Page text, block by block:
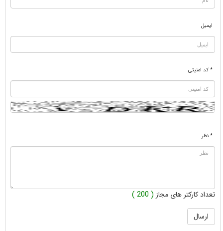
ایمیل
* کد امنیتی
* نظر
تعداد کارکتر های مجاز ( 200 )